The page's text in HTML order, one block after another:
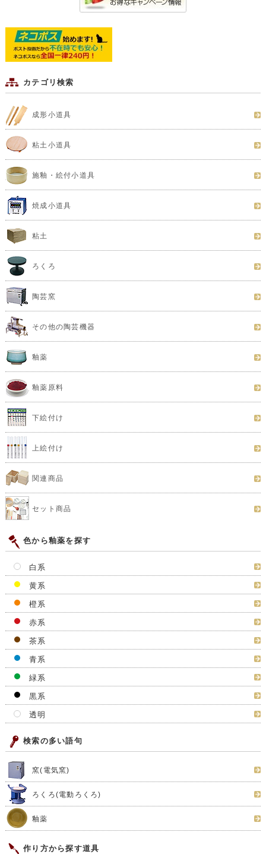
カテゴリ検索
成形小道具
粘土小道具
施釉・絵付小道具
焼成小道具
粘土
ろくろ
陶芸窯
その他の陶芸機器
釉薬
釉薬原料
下絵付け
上絵付け
関連商品
セット商品
色から釉薬を探す
白系
黄系
橙系
赤系
茶系
青系
緑系
黒系
透明
検索の多い語句
窯(電気窯)
ろくろ(電動ろくろ)
釉薬
作り方から探す道具